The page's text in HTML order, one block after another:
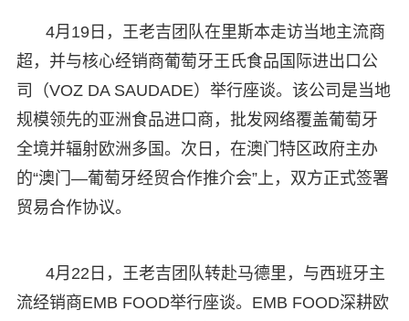
4月19日，王老吉团队在里斯本走访当地主流商
超，并与核心经销商葡萄牙王氏食品国际进出口公
司（VOZ DA SAUDADE）举行座谈。该公司是当地
规模领先的亚洲食品进口商，批发网络覆盖葡萄牙
全境并辐射欧洲多国。次日，在澳门特区政府主办
的“澳门—葡萄牙经贸合作推介会”上，双方正式签署
贸易合作协议。
4月22日，王老吉团队转赴马德里，与西班牙主
流经销商EMB FOOD举行座谈。EMB FOOD深耕欧